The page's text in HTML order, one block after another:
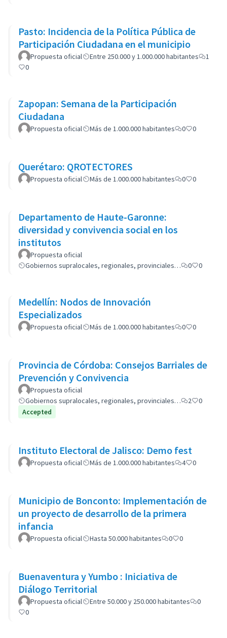
Pasto: Incidencia de la Política Pública de
Participación Ciudadana en el municipio
Propuesta oficial Entre 250.000 y 1.000.000 habitantes
1
0
Zapopan: Semana de la Participación
Ciudadana
Propuesta oficial Más de 1.000.000 habitantes 0 0
Querétaro: QROTECTORES
Propuesta oficial Más de 1.000.000 habitantes 0 0
Departamento de Haute-Garonne:
diversidad y convivencia social en los
institutos
Propuesta oficial
Gobiernos supralocales, regionales, provinciales…
0 0
Medellín: Nodos de Innovación
Especializados
Propuesta oficial Más de 1.000.000 habitantes 0 0
Provincia de Córdoba: Consejos Barriales de
Prevención y Convivencia
Propuesta oficial
Gobiernos supralocales, regionales, provinciales…
2
0
Accepted
Instituto Electoral de Jalisco: Demo fest
Propuesta oficial Más de 1.000.000 habitantes 4 0
Municipio de Bonconto: Implementación de
un proyecto de desarrollo de la primera
infancia
Propuesta oficial Hasta 50.000 habitantes 0 0
Buenaventura y Yumbo : Iniciativa de
Diálogo Territorial
Propuesta oficial Entre 50.000 y 250.000 habitantes
0
0